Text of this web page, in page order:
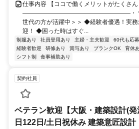
仕事内容 【ココで働くメリットがたくさん
――――――――――――――――――・＊ ＜
世代の方が活躍中＞＞ ◆経験者優遇！実
迎！ ◆困った時はすぐ...
制服あり 社員登用あり 主婦・主夫歓迎 60代も応
経験者歓迎
研修あり 賞与あり ブランクOK 育休
シフト制
食事補助あり
契約社員
ベテラン歓迎【大阪・建築設計(
日122日/土日祝休み 建築意匠設計